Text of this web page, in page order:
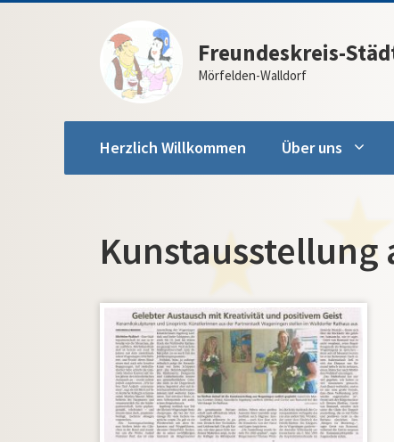
Freundeskreis-
Mörfelden-Walldorf
Herzlich Willkommen Über uns
Kunstausstellung